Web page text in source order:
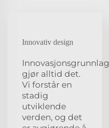
Innovativ design
Innovasjonsgrunnlag
gjør alltid det.
Vi forstår en
stadig
utviklende
verden, og det